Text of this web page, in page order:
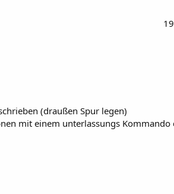
(draußen Spur legen)
mit einem unterlassungs Kommando